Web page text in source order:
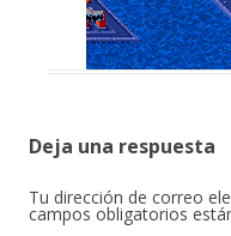
Deja una respuesta
Tu dirección de correo
campos obligatorios